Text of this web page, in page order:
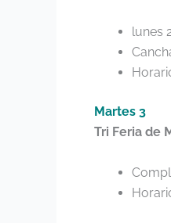
lunes
Martes 3
Tri Feria de